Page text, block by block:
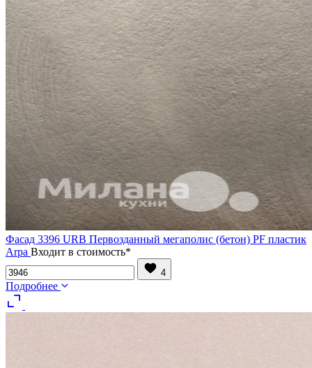
Фасад 3396 URB Первозданный мегаполис (бетон) PF пластик
Arpa Входит в стоимость*
4
Подробнее